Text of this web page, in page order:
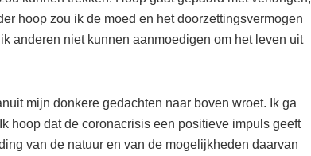
hoop zou ik de moed en het doorzettingsvermogen
anderen niet kunnen aanmoedigen om het leven uit
mijn donkere gedachten naar boven wroet. Ik ga
hoop dat de coronacrisis een positieve impuls geeft
van de natuur en van de mogelijkheden daarvan